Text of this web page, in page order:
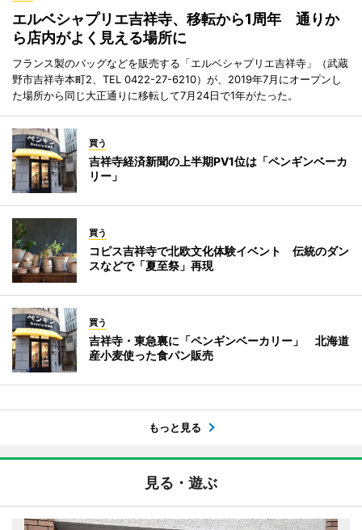
エルベシャプリエ吉祥寺、移転から1周年 通りか
ら店内がよく見える場所に
フランス製のバッグなどを販売する「エルベシャプリエ吉祥寺」（武蔵
野市吉祥寺本町2、TEL 0422-27-6210）が、2019年7月にオープンし
た場所から同じ大正通りに移転して7月24日で1年がたった。
買う
吉祥寺経済新聞の上半期PV1位は「ペンギンベーカ
リー」
買う
コピス吉祥寺で北欧文化体験イベント 伝統のダン
スなどで「夏至祭」再現
買う
吉祥寺・東急裏に「ペンギンベーカリー」 北海道
産小麦使った食パン販売
もっと見る
見る・遊ぶ